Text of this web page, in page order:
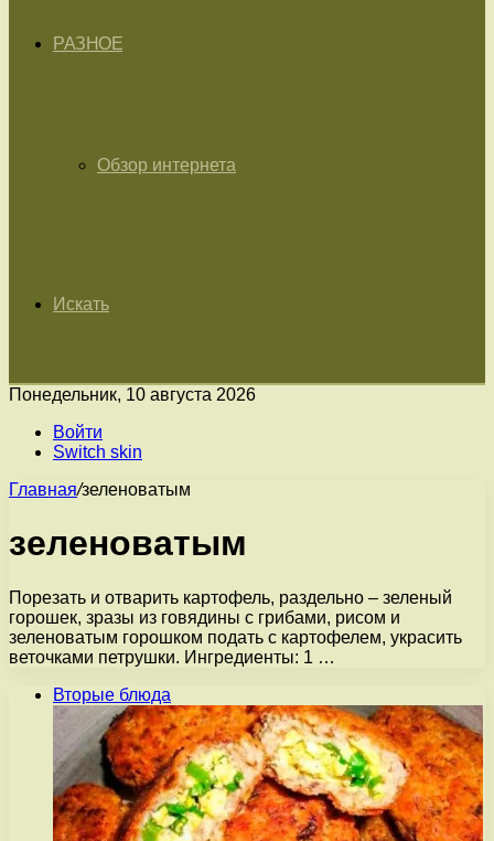
РАЗНОЕ
Обзор интернета
Искать
Понедельник, 10 августа 2026
Войти
Switch skin
Главная/зеленоватым
зеленоватым
Порезать и отварить картофель, раздельно – зеленый
горошек, зразы из говядины с грибами, рисом и
зеленоватым горошком подать с картофелем, украсить
веточками петрушки. Ингредиенты: 1 …
Вторые блюда